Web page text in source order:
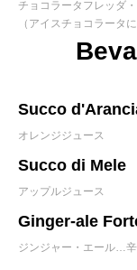
チョコラータフレッダ
（アイスチョコラータ
Succo
オレンジジュース
Succo di Mele
アップルジュース
Ginger-ale
ジンジャー・エール…辛